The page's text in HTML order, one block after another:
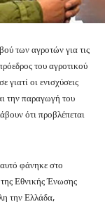
των αγροτών για τις
του αγροτικού
οι ενισχύσεις
την παραγωγή του
ότι προβλέπεται
φάνηκε στο
Εθνικής Ένωσης
την Ελλάδα,